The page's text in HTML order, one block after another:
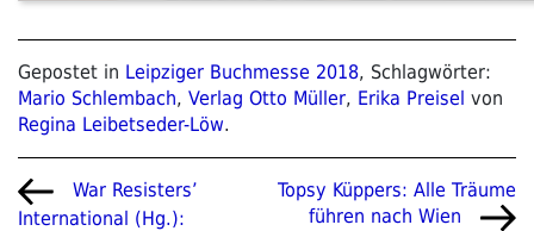
Gepostet in Leipziger Buchmesse 2018, Schlagwörter:
Mario Schlembach, Verlag Otto Müller, Erika Preisel von
Regina Leibetseder-Löw.
Beitragsnavigation
Vorheriger
Beitrag
War Resisters’
International (Hg.):
Nächster
Beitrag
Topsy Küppers: Alle Träume
führen nach Wien